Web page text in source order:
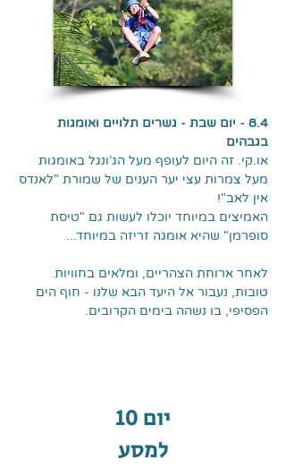
8.4 - יום שבת - גשרים תלויים ואומגות
בגבהים
או.קי. זה היום לעופף מעל הג'ונגל באומגות
מעל צמרות עצי יער הענים של שמורת "לאנדס
אין לאב"!
האמיצים במיוחד יוכלו לעשות גם "טיסת
סופרמן" שהיא אומגה זריזה במיוחד...
לאחר ארוחת הצהריים, ומלאים בחוויות
טובות, נעבור אל היעד הבא שלנו - חוף הים
הפסיפי, בו נשהה בימים הקרובים.
יום 10
למסע